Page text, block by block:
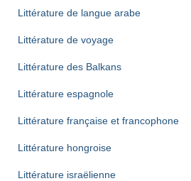
Littérature de langue arabe
Littérature de voyage
Littérature des Balkans
Littérature espagnole
Littérature française et francophone
Littérature hongroise
Littérature israëlienne